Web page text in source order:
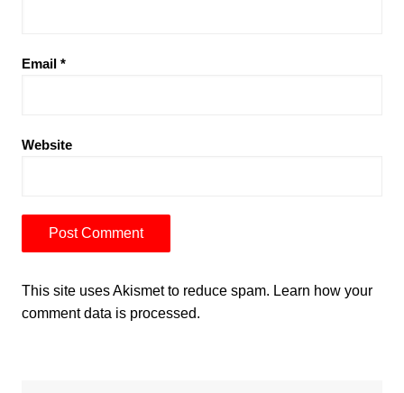
Email *
Website
This site uses Akismet to reduce spam. Learn how your
comment data is processed.